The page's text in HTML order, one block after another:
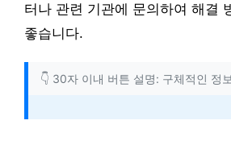
터나 관련 기관에 문의하여 해결
좋습니다.
👇 30자 이내 버튼 설명: 구체적인 정